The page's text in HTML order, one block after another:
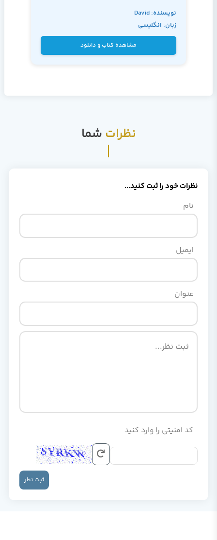
را کاملا تضمین کرده است.
نویسنده: David
Coffin
زبان: انگلیسی
مشاهده کتاب و دانلود
نظرات شما
نظرات خود را ثبت کنید...
نام
ایمیل
عنوان
کد امنیتی را وارد کنید
ثبت نظر